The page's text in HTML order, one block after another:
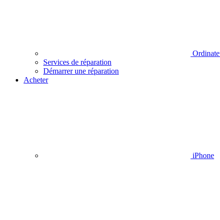
Services de réparation
Démarrer une réparation
Acheter
iPhone